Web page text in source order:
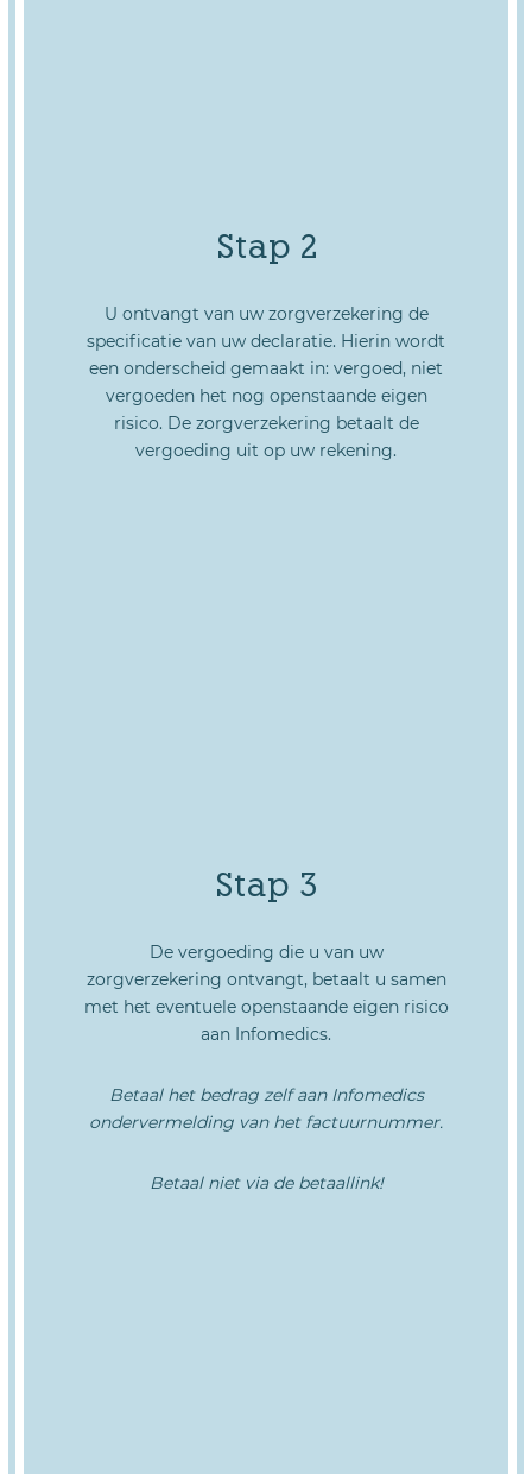
Stap 2
U ontvangt van uw zorgverzekering de
specificatie van uw declaratie. Hierin wordt
een onderscheid gemaakt in: vergoed, niet
vergoeden het nog openstaande eigen
risico. De zorgverzekering betaalt de
vergoeding uit op uw rekening.
Stap 3
De vergoeding die u van uw
zorgverzekering ontvangt, betaalt u samen
met het eventuele openstaande eigen risico
aan Infomedics.
Betaal het bedrag zelf aan Infomedics
ondervermelding van het factuurnummer.
Betaal niet via de betaallink!